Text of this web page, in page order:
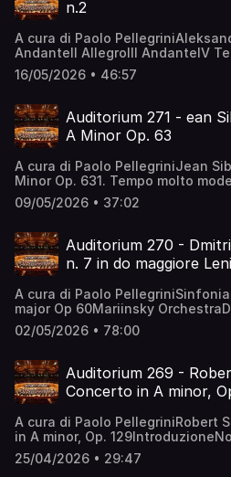
n.2
A cura di Paolo
AndanteII AllegroIII AndanteIV
MaestosoSaint Petersburg
Petersburg PhilharmoniaAlexis
16/05/2026 • 46:57
Auditorium 271 - ean
A Minor Op. 63
A cura di Paolo PellegriniJean
Minor Op. 631. Tempo molto
Adagio – Tempo I – Adagio –
vivace – Tranquillo – Doppio più
Symphony Orchestra
09/05/2026 • 37:02
Auditorium 270 -
n. 7 in do maggiore
A cura di Paolo
major Op 60Mariinsky
Allegretto:II. Moderato (poco
Allegro non troppo:
02/05/2026 • 78:00
Auditorium 269 -
Concerto in A minor,
A cura di Paolo PellegriniRobert
in A minor, Op.
allegroAdagio)Molto vivace
RostropovichOrchestra:
25/04/2026 • 29:47